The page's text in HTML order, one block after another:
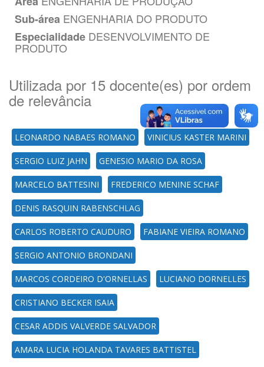
Sub-área ENGENHARIA DO PRODUTO
Especialidade DESENVOLVIMENTO DE
PRODUTO
Utilizada por 15 docente(es) por ordem
de relevância
LEONARDO NABAES ROMANO VINICIUS KASTER MARINI
SERGIO LUIZ JAHN GENESIO MARIO DA ROSA
MARCELO BATTESINI FREDERICO MENINE SCHAF
DENIS RASQUIN RABENSCHLAG
CARLOS ROBERTO CAUDURO FABIANE VIEIRA ROMANO
SERGIO ANTONIO BRONDANI
MARCOS CORDEIRO D'ORNELLAS LUCIANO DORNELLES
CRISTIANO BECKER ISAIA
CESAR ADDIS VALVERDE SALVADOR
AMARA LUCIA HOLANDA TAVARES BATTISTEL